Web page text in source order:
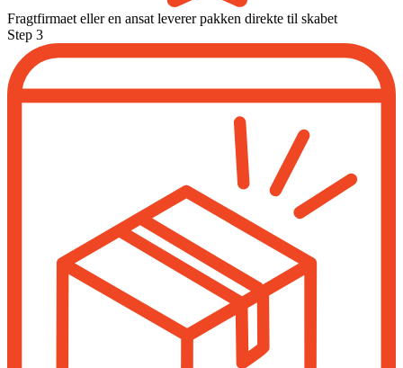
Fragtfirmaet eller en ansat leverer pakken direkte til skabet
Step 3